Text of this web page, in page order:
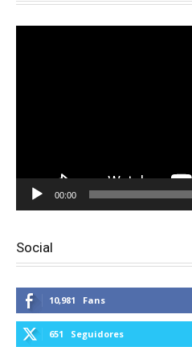
00:00
Social
10,981 Fans
651 Seguidores